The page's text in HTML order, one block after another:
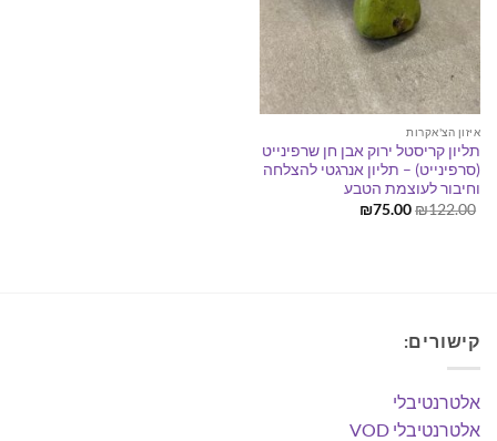
איזון הצ'אקרות
תליון קריסטל ירוק אבן חן שרפינייט
(סרפינייט) – תליון אנרגטי להצלחה
וחיבור לעוצמת הטבע
₪122.00
המחיר₪75.00
המחיר
קישורים:
אלטרנטיבלי
אלטרנטיבלי VOD